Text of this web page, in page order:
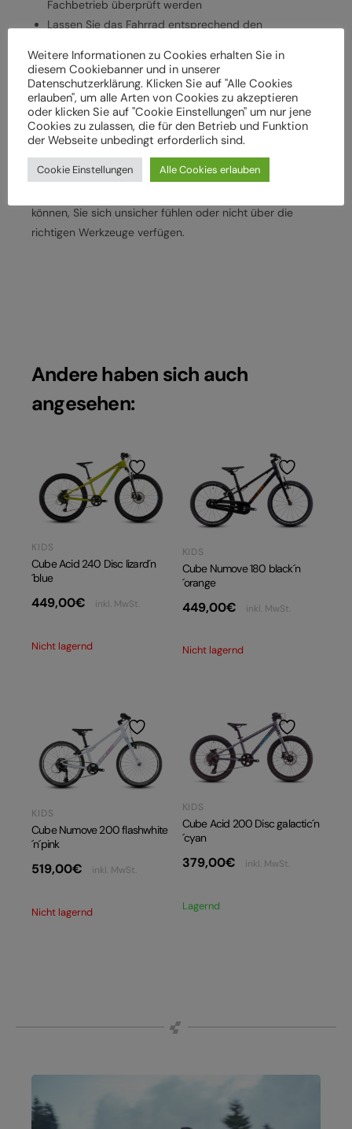
Fachbetrieb überprüft werden
Lassen Sie das Fahrrad entsprechend den
Fachbetrieb überprüfen und warten, um
Gefährdungen, z. B. verschleißbedingt, zu vermeiden
Halten Sie die angegebenen Drehmomente (Nm) für
die Montage von Bauteilen ein
beschriebenen Arbeiten an Ihrem Fahrrad (z. B.
können, Sie sich unsicher fühlen oder nicht über die
richtigen Werkzeuge verfügen.
Andere haben sich auch
angesehen:
KIDS
Cube Acid 240 Disc lizard´n
´blue
449,00€ inkl. MwSt.
Nicht lagernd
KIDS
Cube Numove 180 black´n
´orange
449,00€ inkl. MwSt.
Nicht lagernd
KIDS
Cube Numove 200 flashwhite
´n´pink
519,00€ inkl. MwSt.
Nicht lagernd
KIDS
Cube Acid 200 Disc galactic´n
´cyan
379,00€ inkl. MwSt.
Lagernd
Weitere Informationen zu Cookies erhalten Sie in
diesem Cookiebanner und in unserer
Datenschutzerklärung. Klicken Sie auf "Alle Cookies
erlauben", um alle Arten von Cookies zu akzeptieren
oder klicken Sie auf "Cookie Einstellungen" um nur jene
Cookies zu zulassen, die für den Betrieb und Funktion
der Webseite unbedingt erforderlich sind.
Cookie Einstellungen Alle Cookies erlauben